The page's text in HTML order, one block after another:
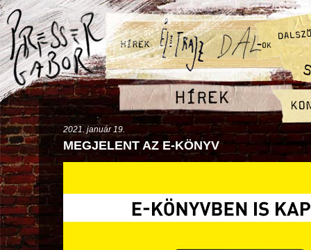
2021. január 19.
MEGJELENT AZ E-KÖNYV